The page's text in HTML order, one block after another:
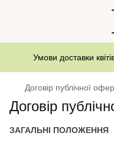
Умови доставки
Договір публічної
Договір
ЗАГАЛЬНІ ПОЛОЖЕННЯ